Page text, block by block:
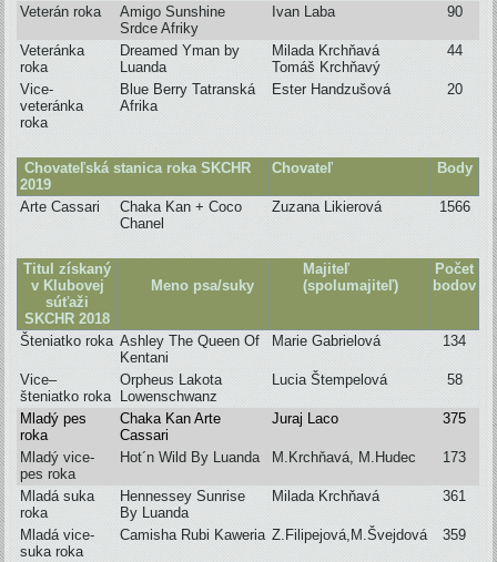
Veterán roka
Amigo Sunshine
Srdce Afriky
Ivan Laba 90
Veteránka
roka
Dreamed Yman by
Luanda
Milada Krchňavá
Tomáš Krchňavý
44
Vice-
veteránka
roka
Blue Berry Tatranská
Afrika
Ester Handzušová 20
Chovateľská stanica roka SKCHR
2019
Chovateľ Body
Arte Cassari
Chaka Kan + Coco
Chanel
Zuzana Likierová 1566
Titul získaný
v Klubovej
súťaži
SKCHR 2018
Meno psa/suky
Majiteľ
(spolumajiteľ)
Počet
bodov
Šteniatko roka Ashley The Queen Of
Kentani
Marie Gabrielová 134
Vice–
šteniatko roka
Orpheus Lakota
Lowenschwanz
Lucia Štempelová 58
Mladý pes
roka
Chaka Kan Arte
Cassari
Juraj Laco 375
Mladý vice-
pes roka
Hot´n Wild By Luanda M.Krchňavá, M.Hudec 173
Mladá suka
roka
Hennessey Sunrise
By Luanda
Milada Krchňavá 361
Mladá vice-
suka roka
Camisha Rubi Kaweria Z.Filipejová,M.Švejdová 359